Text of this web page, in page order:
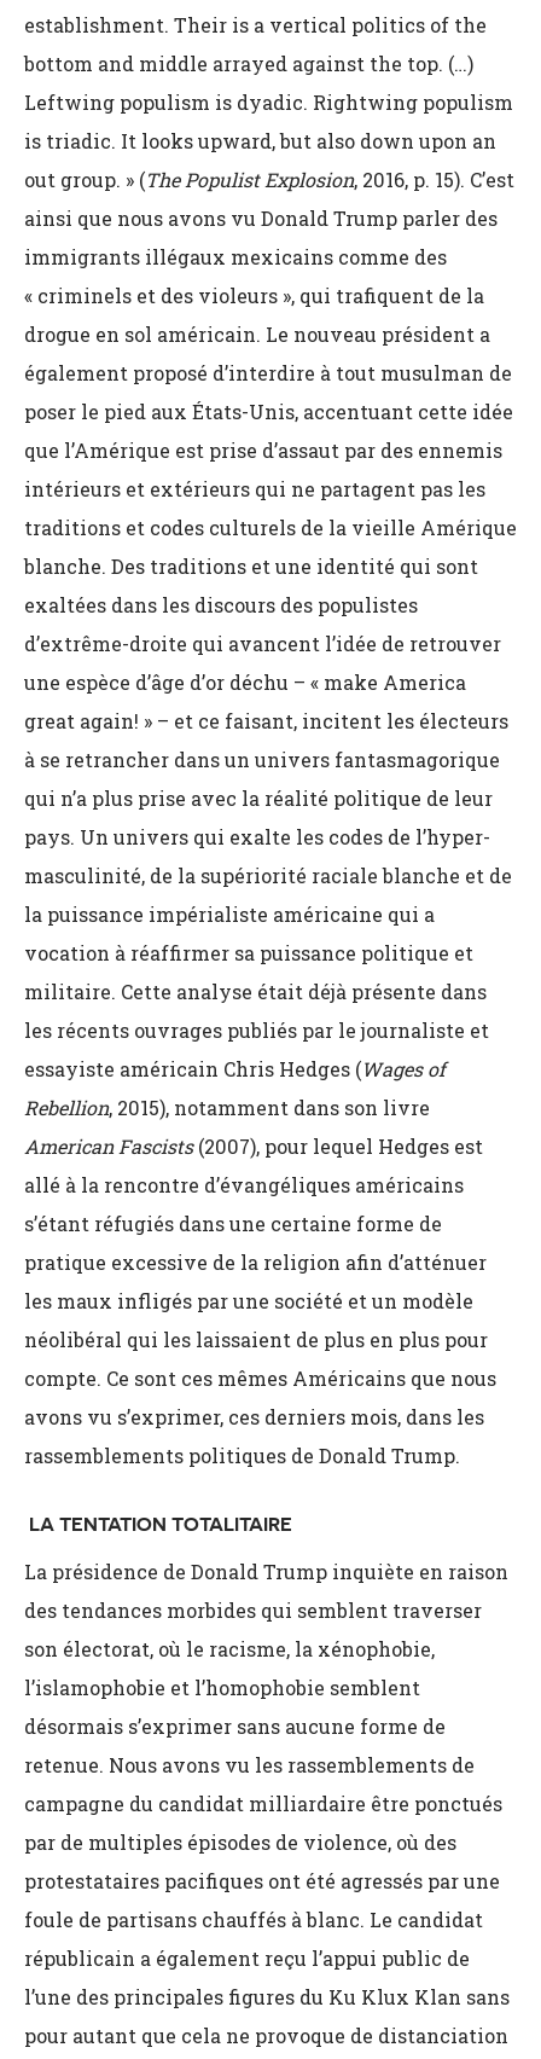
establishment. Their is a vertical politics of the
bottom and middle arrayed against the top. (…)
Leftwing populism is dyadic. Rightwing populism
is triadic. It looks upward, but also down upon an
out group. » (The Populist Explosion, 2016, p. 15). C’est
ainsi que nous avons vu Donald Trump parler des
immigrants illégaux mexicains comme des
« criminels et des violeurs », qui trafiquent de la
drogue en sol américain. Le nouveau président a
également proposé d’interdire à tout musulman de
poser le pied aux États-Unis, accentuant cette idée
que l’Amérique est prise d’assaut par des ennemis
intérieurs et extérieurs qui ne partagent pas les
traditions et codes culturels de la vieille Amérique
blanche. Des traditions et une identité qui sont
exaltées dans les discours des populistes
d’extrême-droite qui avancent l’idée de retrouver
une espèce d’âge d’or déchu – « make America
great again! » – et ce faisant, incitent les électeurs
à se retrancher dans un univers fantasmagorique
qui n’a plus prise avec la réalité politique de leur
pays. Un univers qui exalte les codes de l’hyper-
masculinité, de la supériorité raciale blanche et de
la puissance impérialiste américaine qui a
vocation à réaffirmer sa puissance politique et
militaire. Cette analyse était déjà présente dans
les récents ouvrages publiés par le journaliste et
essayiste américain Chris Hedges (Wages of
Rebellion, 2015), notamment dans son livre
American Fascists(2007), pour lequel Hedges est
allé à la rencontre d’évangéliques américains
s’étant réfugiés dans une certaine forme de
pratique excessive de la religion afin d’atténuer
les maux infligés par une société et un modèle
néolibéral qui les laissaient de plus en plus pour
compte. Ce sont ces mêmes Américains que nous
avons vu s’exprimer, ces derniers mois, dans les
rassemblements politiques de Donald Trump.
LA TENTATION TOTALITAIRE
La présidence de Donald Trump inquiète en raison
des tendances morbides qui semblent traverser
son électorat, où le racisme, la xénophobie,
l’islamophobie et l’homophobie semblent
désormais s’exprimer sans aucune forme de
retenue. Nous avons vu les rassemblements de
campagne du candidat milliardaire être ponctués
par de multiples épisodes de violence, où des
protestataires pacifiques ont été agressés par une
foule de partisans chauffés à blanc. Le candidat
républicain a également reçu l’appui public de
l’une des principales figures du Ku Klux Klan sans
pour autant que cela ne provoque de distanciation